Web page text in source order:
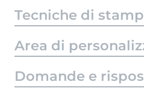
Tecniche di
Area di
Domande e